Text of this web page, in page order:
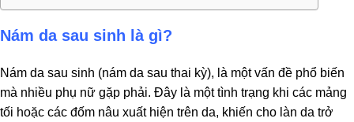
Nám da sau sinh là gì?
Nám da sau sinh (nám da sau thai kỳ), là một vấn đề phổ biến
mà nhiều phụ nữ gặp phải. Đây là một tình trạng khi các mảng
tối hoặc các đốm nâu xuất hiện trên da, khiến cho làn da trở